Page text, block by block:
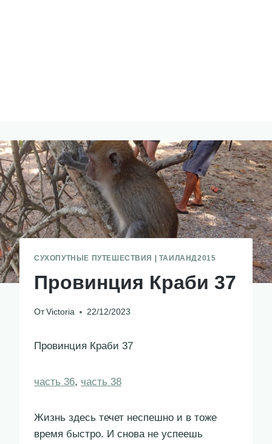
СУХОПУТНЫЕ ПУТЕШЕСТВИЯ ТАИЛАНД2015
Провинция Краби 37
От Victoria 22/12/2023
Провинция Краби 37
часть 36, часть 38
Жизнь здесь течет неспешно и в тоже
время быстро. И снова не успеешь